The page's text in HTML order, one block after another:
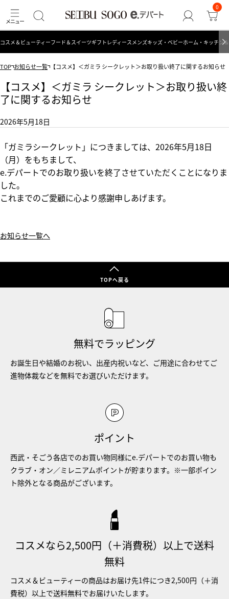
0
コスメ＆ビューティーフード＆スイーツギフト レディース メンズキッズ・ベビーホーム・キッチン
TOP お知らせ一覧 【コスメ】＜ガミラ シークレット＞お取り扱い終了に関するお知らせ
【コスメ】＜ガミラ シークレット＞お取り扱い終
了に関するお知らせ
2026年5月18日
「ガミラシークレット」につきましては、2026年5月18日
（月）をもちまして、
e.デパートでのお取り扱いを終了させていただくことになりま
した。
これまでのご愛顧に心より感謝申しあげます。
お知らせ一覧へ
TOPへ戻る
無料でラッピング
お誕生日や結婚のお祝い、出産内祝いなど、ご用途に合わせてご
進物体裁などを無料でお選びいただけます。
ポイント
西武・そごう各店でのお買い物同様にe.デパートでのお買い物も
クラブ・オン／ミレニアムポイントが貯まります。※一部ポイン
ト除外となる商品がございます。
コスメなら2,500円（＋消費税）以上で送料
無料
コスメ＆ビューティーの商品はお届け先1件につき2,500円（＋消
費税）以上で送料無料でお届けいたします。